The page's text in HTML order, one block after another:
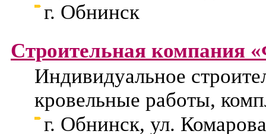
г. Обнинск
Строительная компания
Индивидуальное
кровельные работы,
г. Обнинск, ул.